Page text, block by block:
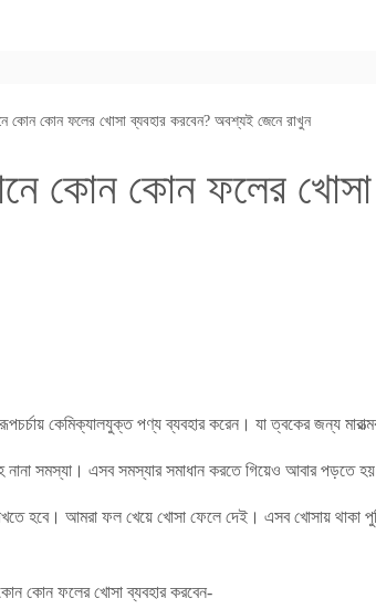
কোন কোন ফলের খোসা ব্যবহার করবেন? অবশ্যই জেনে রাখুন
কোন কোন ফলের খোসা
কেমিক্যালযুক্ত পণ্য ব্যবহার করেন। যা ত্বকের জন্য
সমস্যা। এসব সমস্যার সমাধান করতে গিয়েও আবার পড়তে হয়
হবে। আমরা ফল খেয়ে খোসা ফেলে দেই। এসব খোসায় থাকা
কোন ফলের খোসা ব্যবহার করবেন-